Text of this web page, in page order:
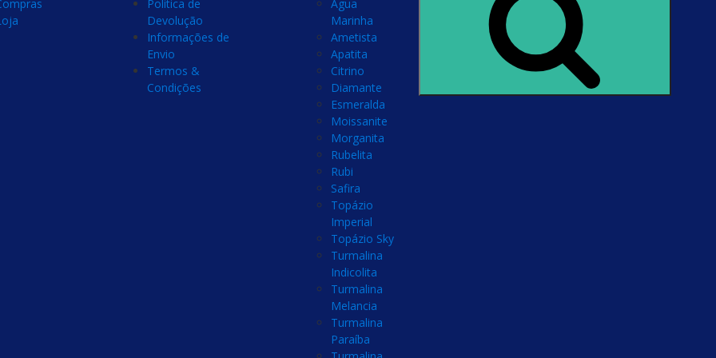
Politica de
Devolução
Informações de
Envio
Termos &
Condições
Água
Marinha
Ametista
Apatita
Citrino
Diamante
Esmeralda
Moissanite
Morganita
Rubelita
Rubi
Safira
Topázio
Imperial
Topázio Sky
Turmalina
Indicolita
Turmalina
Melancia
Turmalina
Paraíba